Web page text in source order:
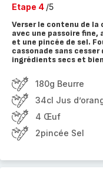
Etape 4 /5
Verser le contenu de
avec une passoire
et une pincée de sel.
cassonade sans
ingrédients secs et
180g Beurre
34cl Jus
4 Œuf
2pincée Sel